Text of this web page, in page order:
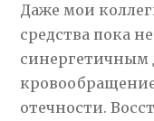
Даже мои
средства пока
синергетичным
отечности.